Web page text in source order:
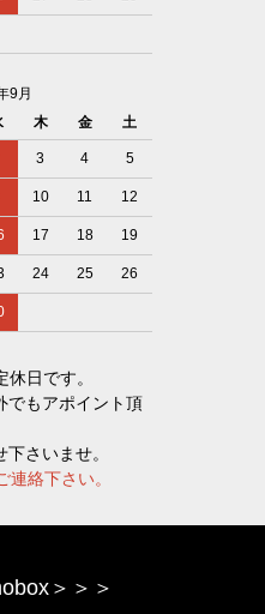
9月
木 金 土
3 4 5
10 11 12
17 18 19
24 25 26
日です。
でもアポイント頂
さいませ。
絡下さい。
＞＞＞